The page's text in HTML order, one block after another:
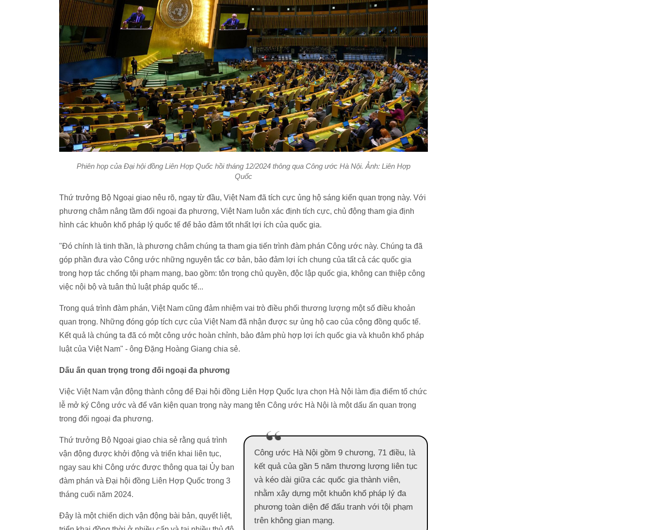
Phiên họp của Đại hội đồng Liên Hợp Quốc hồi tháng 12/2024 thông qua Công ước Hà Nội. Ảnh: Liên Hợp
Quốc
Thứ trưởng Bộ Ngoại giao nêu rõ, ngay từ đầu, Việt Nam đã tích cực ủng hộ sáng kiến quan trọng này. Với
phương châm nâng tầm đối ngoại đa phương, Việt Nam luôn xác định tích cực, chủ động tham gia định
hình các khuôn khổ pháp lý quốc tế để bảo đảm tốt nhất lợi ích của quốc gia.
"Đó chính là tinh thần, là phương châm chúng ta tham gia tiến trình đàm phán Công ước này. Chúng ta đã
góp phần đưa vào Công ước những nguyên tắc cơ bản, bảo đảm lợi ích chung của tất cả các quốc gia
trong hợp tác chống tội phạm mạng, bao gồm: tôn trọng chủ quyền, độc lập quốc gia, không can thiệp công
việc nội bộ và tuân thủ luật pháp quốc tế...
Trong quá trình đàm phán, Việt Nam cũng đảm nhiệm vai trò điều phối thương lượng một số điều khoản
quan trọng. Những đóng góp tích cực của Việt Nam đã nhận được sự ủng hộ cao của cộng đồng quốc tế.
Kết quả là chúng ta đã có một công ước hoàn chỉnh, bảo đảm phù hợp lợi ích quốc gia và khuôn khổ pháp
luật của Việt Nam" - ông Đặng Hoàng Giang chia sẻ.
Dấu ấn quan trọng trong đối ngoại đa phương
Việc Việt Nam vận động thành công để Đại hội đồng Liên Hợp Quốc lựa chọn Hà Nội làm địa điểm tổ chức
lễ mở ký Công ước và để văn kiện quan trọng này mang tên Công ước Hà Nội là một dấu ấn quan trọng
trong đối ngoại đa phương.
Công ước Hà Nội gồm 9 chương, 71 điều, là
kết quả của gần 5 năm thương lượng liên tục
và kéo dài giữa các quốc gia thành viên,
nhằm xây dựng một khuôn khổ pháp lý đa
phương toàn diện để đấu tranh với tội phạm
trên không gian mạng.
Thứ trưởng Bộ Ngoại giao chia sẻ rằng quá trình
vận động được khởi động và triển khai liên tục,
ngay sau khi Công ước được thông qua tại Ủy ban
đàm phán và Đại hội đồng Liên Hợp Quốc trong 3
tháng cuối năm 2024.
Đây là một chiến dịch vận động bài bản, quyết liệt,